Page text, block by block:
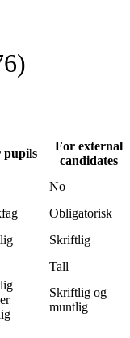
pupils
For external
candidates
No
Obligatorisk
Skriftlig
Tall
Skriftlig og
muntlig